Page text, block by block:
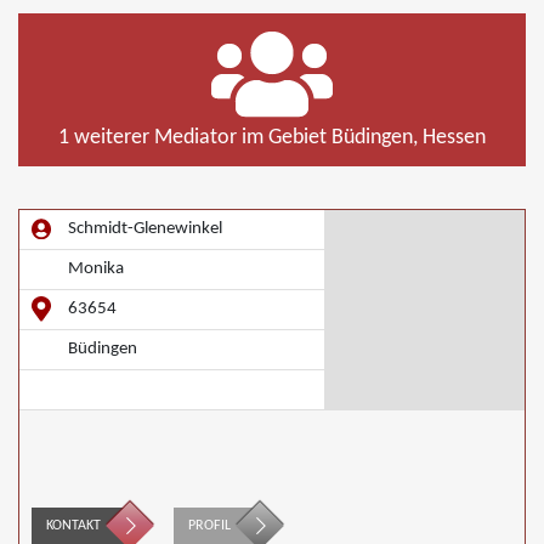
1 weiterer Mediator im Gebiet Büdingen, Hessen
Schmidt-Glenewinkel
Monika
63654
Büdingen
KONTAKT PROFIL